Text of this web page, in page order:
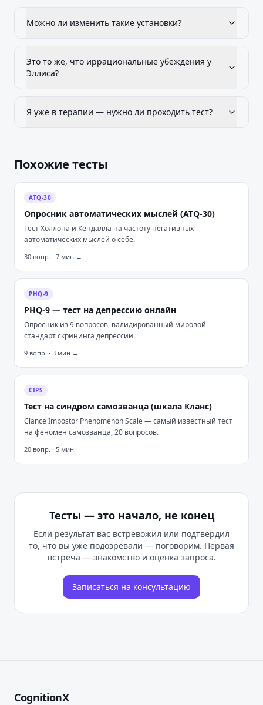
Можно ли изменить такие установки?
Это то же, что иррациональные убеждения у
Эллиса?
Я уже в терапии — нужно ли проходить тест?
Похожие тесты
ATQ-30
Опросник автоматических мыслей (ATQ-30)
Тест Холлона и Кендалла на частоту негативных
автоматических мыслей о себе.
30 вопр. · 7 мин →
PHQ-9
PHQ-9 — тест на депрессию онлайн
Опросник из 9 вопросов, валидированный мировой
стандарт скрининга депрессии.
9 вопр. · 3 мин →
CIPS
Тест на синдром самозванца (шкала Кланс)
Clance Impostor Phenomenon Scale — самый известный тест
на феномен самозванца, 20 вопросов.
20 вопр. · 5 мин →
Тесты — это начало, не конец
Если результат вас встревожил или подтвердил
то, что вы уже подозревали — поговорим. Первая
встреча — знакомство и оценка запроса.
Записаться на консультацию
CognitionX